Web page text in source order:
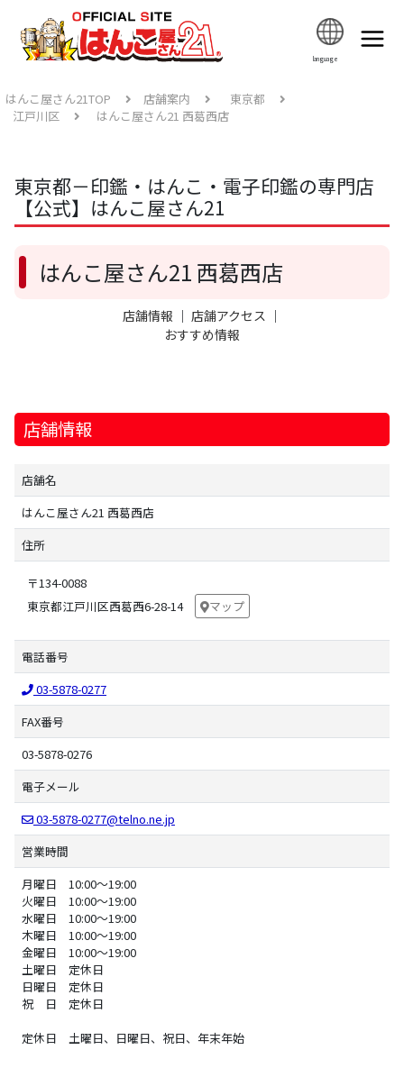
language
はんこ屋さん21TOP 店舗案内
東京都
江戸川区
はんこ屋さん21 西葛西店
東京都－印鑑・はんこ・電子印鑑の専門店
【公式】はんこ屋さん21
はんこ屋さん21 西葛西店
店舗情報 ｜ 店舗アクセス ｜
おすすめ情報
店舗情報
店舗名
はんこ屋さん21 西葛西店
住所
〒134-0088
東京都江戸川区西葛西6-28-14
マップ
電話番号
03-5878-0277
FAX番号
03-5878-0276
電子メール
03-5878-0277@telno.ne.jp
営業時間
月曜日 10:00～19:00
火曜日 10:00～19:00
水曜日 10:00～19:00
木曜日 10:00～19:00
金曜日 10:00～19:00
土曜日 定休日
日曜日 定休日
祝 日 定休日
定休日 土曜日、日曜日、祝日、年末年始